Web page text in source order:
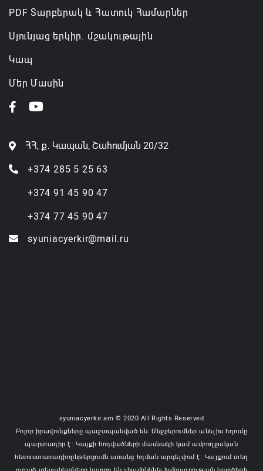
PDF Տարբերակ և Հատուկ Համարներ
Սյունյաց երկիր. մշակութային
Կապ
Մեր Մասին
ՀՀ, ք․ Կապան, Շահումյան 20/32
+374 285 5 25 63
+374 91 45 90 47
+374 77 45 90 47
syuniacyerkir@mail.ru
syuniacyerkir.am © 2020 All Rights Reserved
Բոլոր իրավունքները պաշտպանված են: Մեջբերումներ անելիս հղումը
պարտադիր է: Կայքի հոդվածների մասնակի կամ ամբողջական
հեռուստառադիոընթերցումն առանց հղման արգելվում է: Կայքում տեղ